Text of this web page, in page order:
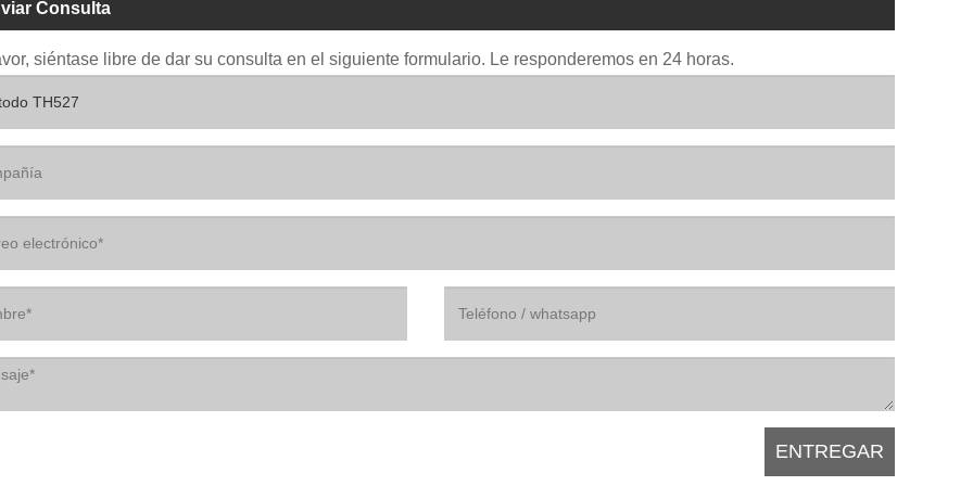
Consulta
siéntase libre de dar su consulta en el siguiente formulario. Le responderemos en 24 horas.